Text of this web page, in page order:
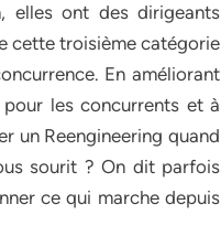
elles ont des dirigeants
cette troisième catégorie
En améliorant
les concurrents et à
un Reengineering quand
sourit ? On dit parfois
ce qui marche depuis